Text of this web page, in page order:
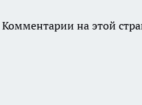
Комментарии на этой